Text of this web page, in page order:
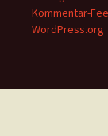
Kommentar-
WordPress.org